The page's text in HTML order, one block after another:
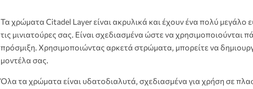
Τα χρώματα Citadel Layer είναι ακρυλικά και έχουν ένα πολύ μεγάλο
τις μινιατούρες σας. Είναι σχεδιασμένα ώστε να
πρόσμιξη. Χρησιμοποιώντας αρκετά στρώματα, μπορείτε να
μοντέλα σας.
Όλα τα χρώματα είναι υδατοδιαλυτά, σχεδιασμένα για χρήση σε